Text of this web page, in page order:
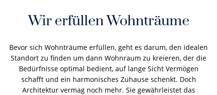
Wir erfüllen Wohnträume
Bevor sich Wohnträume erfüllen, geht es darum, den idealen
Standort zu finden um dann Wohnraum zu kreieren, der die
Bedürfnisse optimal bedient, auf lange Sicht Vermögen
schafft und ein harmonisches Zuhause schenkt. Doch
Architektur vermag noch mehr. Sie gewährleistet das